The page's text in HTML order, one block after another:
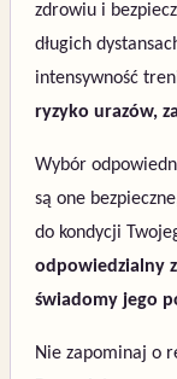
zdrowiu i
długich
intensywność
ryzyko urazów,
Wybór
są one
do kondycji
odpowiedzialny
świadomy jego
Nie zapominaj o